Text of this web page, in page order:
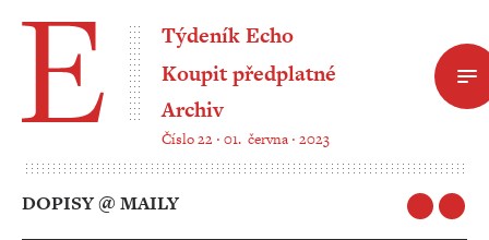
Týdeník Echo
Koupit předplatné
Archiv
Číslo 22 ‧ 01. června ‧ 2023
DOPISY @ MAILY